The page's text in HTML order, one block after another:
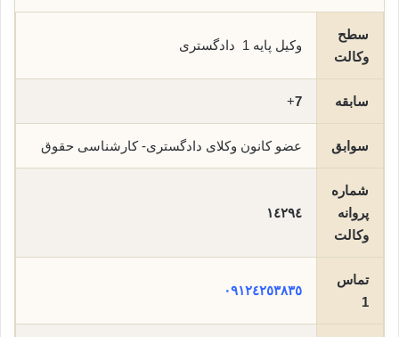
سطح
وکالت
وکیل پایه 1 دادگستری
سابقه 7
+
سوابق عضو کانون وکلای دادگستری- کارشناسی حقوق
شماره
پروانه
وکالت
١٤٢٩٤
تماس
1
٠٩١٢٤٢٥٣٨٣٥